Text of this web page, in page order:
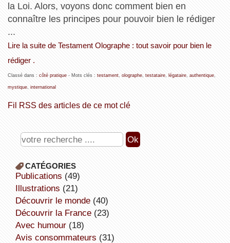
la Loi. Alors, voyons donc comment bien en
connaître les principes pour pouvoir bien le rédiger
...
Lire la suite de Testament Olographe : tout savoir pour bien le
rédiger .
Classé dans : côté pratique- Mots clés : testament, olographe, testataire, légataire, authentique,
mystique, international
Fil RSS des articles de ce mot clé
CATÉGORIES
publications (49)
illustrations (21)
découvrir le monde(40)
découvrir la France(23)
avec humour(18)
avis consommateurs (31)